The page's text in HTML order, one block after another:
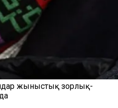
жыныстық зорлық-